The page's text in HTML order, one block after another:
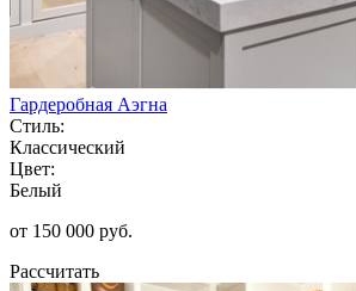
Гардеробная Аэгна
Стиль:
Классический
Цвет:
Белый
от 150 000 руб.
Рассчитать